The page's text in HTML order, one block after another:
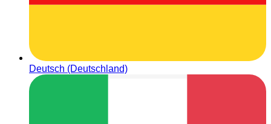
Deutsch (Deutschland)